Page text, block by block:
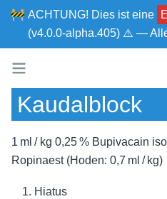
🚧 ACHTUNG! Dies ist eine
(v4.0.0-alpha.405) ⚠ —
Kaudalblock
1 ml / kg 0,25 % Bupivacain
Ropinaest (Hoden: 0,7 ml / kg)
Hiatus